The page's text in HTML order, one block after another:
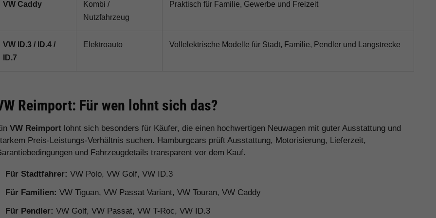
VW Caddy
Kombi /
Nutzfahrzeug
Praktisch für Familie, Gewerbe und Freizeit
VW ID.3 / ID.4 /
ID.7
Elektroauto Vollelektrische Modelle für Stadt, Familie, Pendler und Langstrecke
Reimport: Für wen lohnt sich das?
VW Reimport lohnt sich besonders für Käufer, die einen hochwertigen Neuwagen mit guter Ausstattung und
Preis-Leistungs-Verhältnis suchen. Hamburgcars prüft Ausstattung, Motorisierung, Lieferzeit,
und Fahrzeugdetails transparent vor dem Kauf.
Für Stadtfahrer: VW Polo, VW Golf, VW ID.3
Für Familien: VW Tiguan, VW Passat Variant, VW Touran, VW Caddy
Für Pendler: VW Golf, VW Passat, VW T-Roc, VW ID.3